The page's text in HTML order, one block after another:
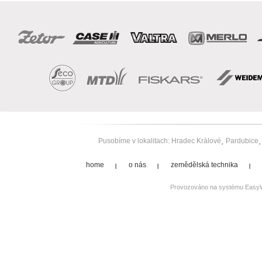
Pusobíme v lokalitach: Hradec Králové Pardubice
home o nás zemědělská technika
Provozováno na systému